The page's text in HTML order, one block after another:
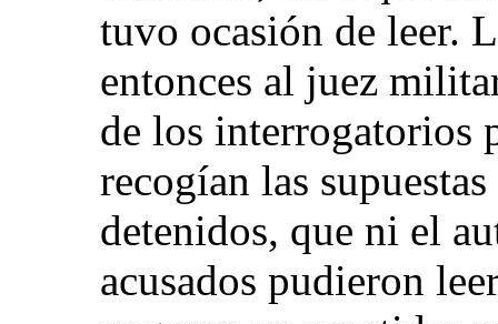
tuvo ocasión de leer.
entonces al juez
de los interrogatorios
recogían las
detenidos, que ni el
acusados pudieron